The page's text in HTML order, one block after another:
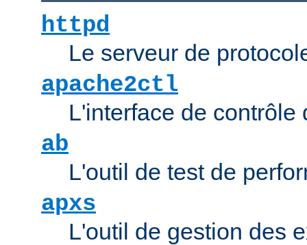
httpd
Le serveur de
apache2ctl
L'interface de contrôle
ab
L'outil de test de
apxs
L'outil de gestion des